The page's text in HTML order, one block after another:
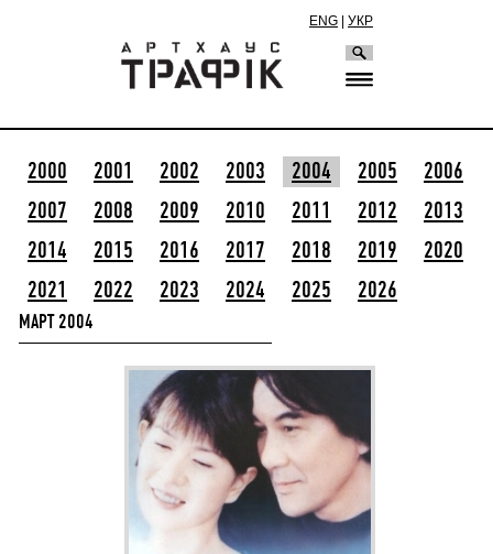
ENG УКР
2000 2001 2002 2003 2004 2005
2006
2007
2008 2009 2010 2011 2012
2013
2014
2015 2016 2017 2018 2019
2020
2021
2022 2023 2024 2025 2026
МАРТ 2004